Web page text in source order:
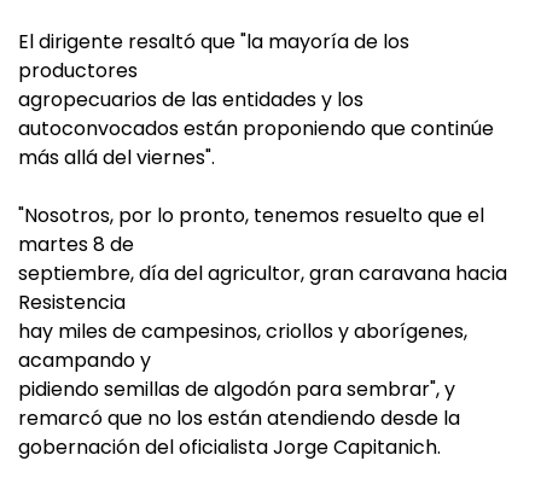
El dirigente resaltó que "la mayoría de los
productores
agropecuarios de las entidades y los
autoconvocados están proponiendo que continúe
más allá del viernes".
"Nosotros, por lo pronto, tenemos resuelto que el
martes 8 de
septiembre, día del agricultor, gran caravana hacia
Resistencia
hay miles de campesinos, criollos y aborígenes,
acampando y
pidiendo semillas de algodón para sembrar", y
remarcó que no los están atendiendo desde la
gobernación del oficialista Jorge Capitanich.